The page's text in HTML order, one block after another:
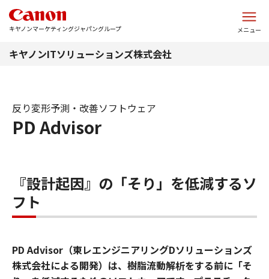
キヤノンマーケティングジャパングループ メニュー
キヤノンITソリューションズ株式会社
PD Advisor
反り変形予測・改善ソフトウェア
『設計起因』の「そり」を低減するソ
フト
PD Advisor（東レエンジニアリングDソリューションズ
株式会社による開発）は、樹脂流動解析をする前に「そ